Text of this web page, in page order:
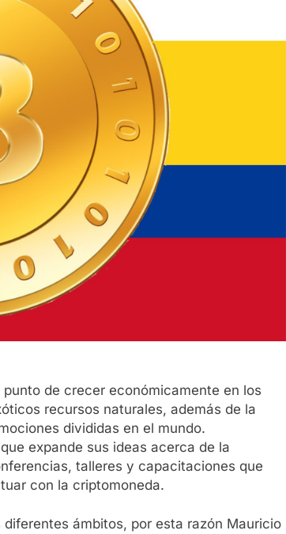
de crecer económicamente en los
recursos naturales, además de la
divididas en el mundo.
expande sus ideas acerca de la
talleres y capacitaciones que
con la criptomoneda.
ámbitos, por esta razón Mauricio